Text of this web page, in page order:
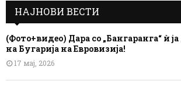
НАЈНОВИ ВЕСТИ
(Фото+видео) Дара со „Бангаранга“ ѝ
на Бугарија на Евровизија!
17 мај, 2026